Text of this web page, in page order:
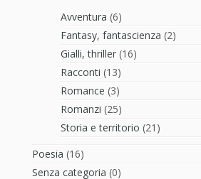
Avventura (6)
Fantasy, fantascienza (2)
Gialli, thriller (16)
Racconti (13)
Romance (3)
Romanzi (25)
Storia e territorio (21)
Poesia (16)
Senza categoria (0)